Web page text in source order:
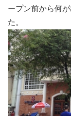
ープン前から何
た。